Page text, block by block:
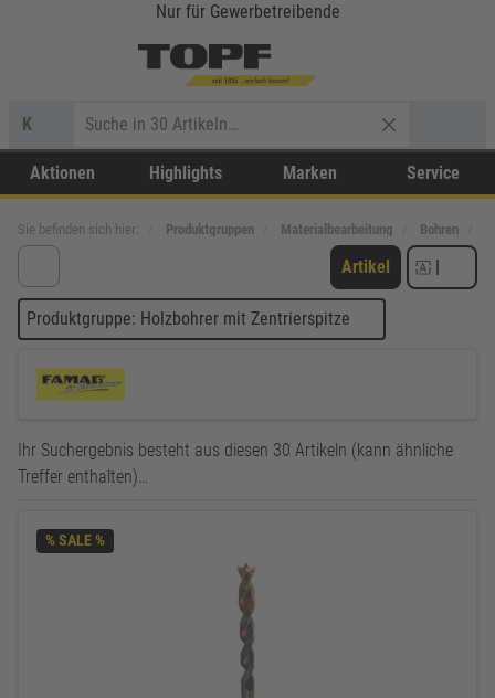
Nur für Gewerbetreibende
K
Aktionen Highlights Marken Service
Sie befinden sich hier: Produktgruppen Materialbearbeitung Bohren
Artikel |
Produktgruppe: Holzbohrer mit Zentrierspitze
Ihr Suchergebnis besteht aus diesen 30 Artikeln (kann ähnliche
Treffer enthalten)…
% SALE %